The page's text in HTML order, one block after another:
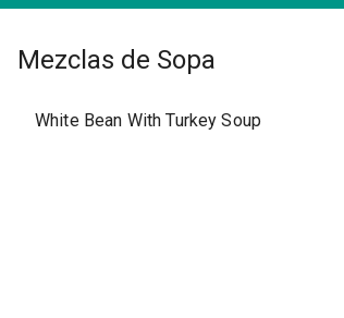
Mezclas de Sopa
White Bean With Turkey Soup